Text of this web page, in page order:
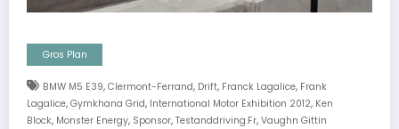
Gros Plan
BMW M5 E39, Clermont-Ferrand, Drift, Franck Lagalice, Frank
Lagalice, Gymkhana Grid, International Motor Exhibition 2012, Ken
Block, Monster Energy, Sponsor, Testanddriving.fr, Vaughn Gittin